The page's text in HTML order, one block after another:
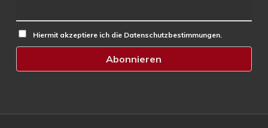
Hiermit akzeptiere ich die Datenschutzbestimmungen.